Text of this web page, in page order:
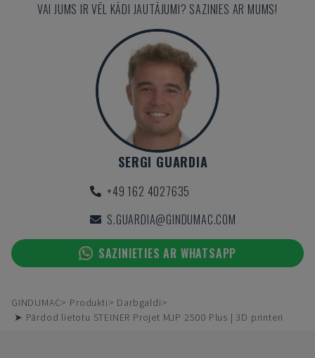
VAI JUMS IR VĒL KĀDI JAUTĀJUMI? SAZINIES AR MUMS!
SERGI GUARDIA
+49 162 4027635
S.GUARDIA@GINDUMAC.COM
SAZINIETIES AR WHATSAPP
GINDUMAC Produkti
Darbgaldi
➤ Pārdod lietotu STEINER Projet MJP 2500 Plus | 3D printeri